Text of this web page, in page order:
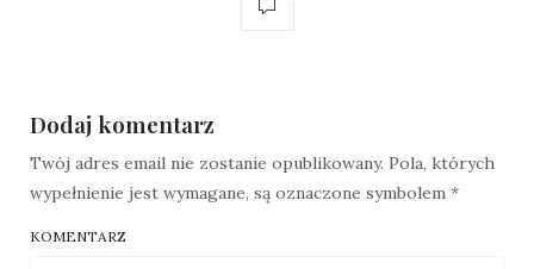
Dodaj komentarz
Twój adres email nie zostanie opublikowany. Pola, których
wypełnienie jest wymagane, są oznaczone symbolem *
KOMENTARZ